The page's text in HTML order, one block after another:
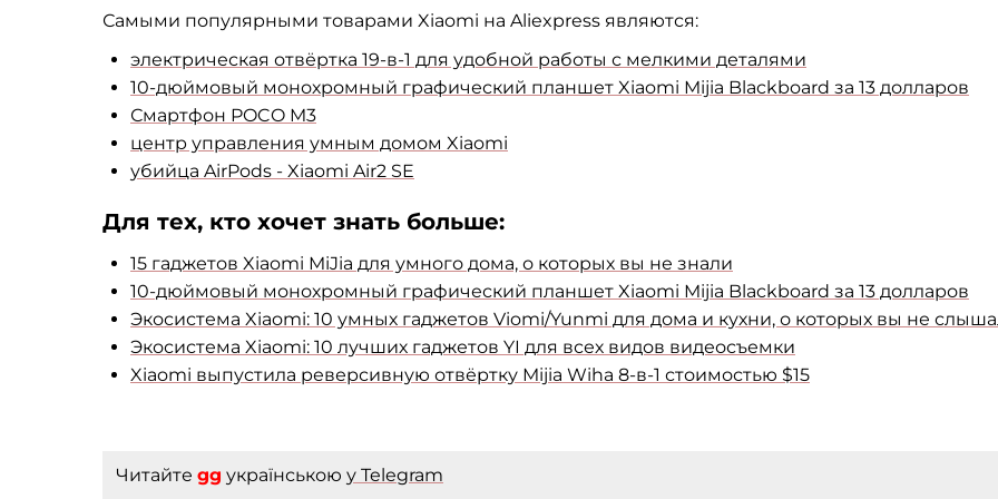
Самыми популярными товарами Xiaomi на Aliexpress являются:
электрическая отвёртка 19-в-1 для удобной работы с мелкими деталями
10-дюймовый монохромный графический планшет Xiaomi Mijia Blackboard за 13 долларов
Смартфон POCO M3
центр управления умным домом Xiaomi
убийца AirPods - Xiaomi Air2 SE
Для тех, кто хочет знать больше:
15 гаджетов Xiaomi MiJia для умного дома, о которых вы не знали
10-дюймовый монохромный графический планшет Xiaomi Mijia Blackboard за 13 долларов
Экосистема Xiaomi: 10 умных гаджетов Viomi/Yunmi для дома и кухни, о которых вы не
Экосистема Xiaomi: 10 лучших гаджетов YI для всех видов видеосъемки
Xiaomi выпустила реверсивную отвёртку Mijia Wiha 8-в-1 стоимостью $15
Читайте gg українською у Telegram